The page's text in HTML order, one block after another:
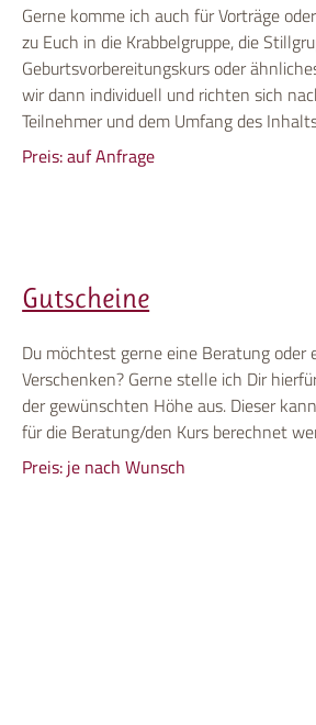
Gerne komme ich auch für Vorträge
zu Euch in die Krabbelgruppe, die
Geburtsvorbereitungskurs oder
wir dann individuell und richten sich
Teilnehmer und dem Umfang des
Preis: auf Anfrage
Gutscheine
Du möchtest gerne eine Beratung oder
Verschenken? Gerne stelle ich Dir
der gewünschten Höhe aus. Dieser
für die Beratung/den Kurs berechnet
Preis: je nach Wunsch